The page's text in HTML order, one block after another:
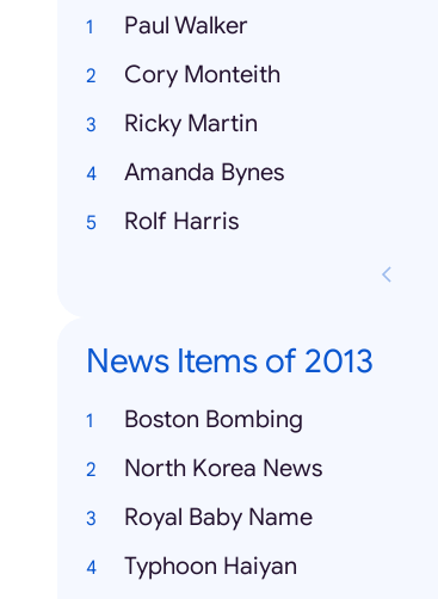
Paul Walker
Cory Monteith
Ricky Martin
Amanda Bynes
Rolf Harris
News Items of 2013
Boston Bombing
North Korea News
Royal Baby Name
Typhoon Haiyan